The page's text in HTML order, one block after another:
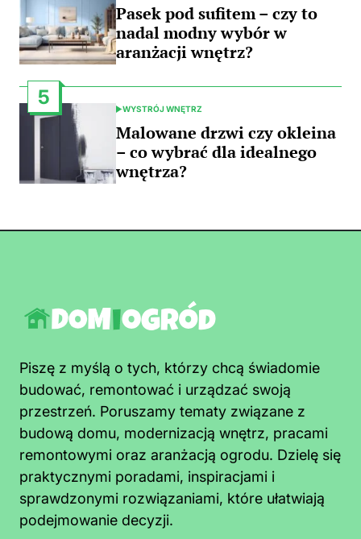
IN
Pasek pod sufitem – czy to
nadal modny wybór w
aranżacji wnętrz?
5
POSTED
IN
WYSTRÓJ WNĘTRZ
Malowane drzwi czy okleina
– co wybrać dla idealnego
wnętrza?
Piszę z myślą o tych, którzy chcą świadomie
budować, remontować i urządzać swoją
przestrzeń. Poruszamy tematy związane z
budową domu, modernizacją wnętrz, pracami
remontowymi oraz aranżacją ogrodu. Dzielę się
praktycznymi poradami, inspiracjami i
sprawdzonymi rozwiązaniami, które ułatwiają
podejmowanie decyzji.